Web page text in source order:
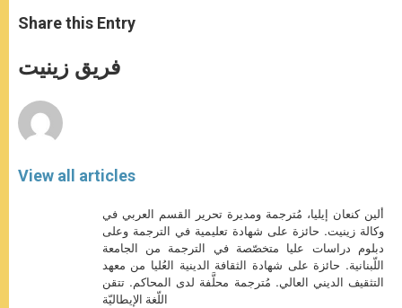
t
s
p
p
s
e
g
e
e
b
o
k
Share this Entry
فريق زينيت
View all articles
ألين كنعان إيليا، مُترجمة ومديرة تحرير القسم العربي في
وكالة زينيت. حائزة على شهادة تعليمية في الترجمة وعلى
دبلوم دراسات عليا متخصّصة في الترجمة من الجامعة
اللّبنانية. حائزة على شهادة الثقافة الدينية العُليا من معهد
التثقيف الديني العالي. مُترجمة محلَّفة لدى المحاكم. تتقن
اللّغة الإيطاليّة